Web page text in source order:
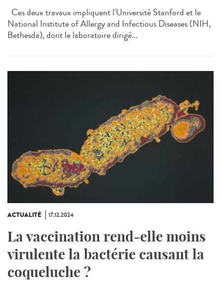
Ces deux travaux impliquent l'Université Stanford et le
National Institute of Allergy and Infectious Diseases (NIH,
Bethesda), dont le laboratoire dirigé...
ACTUALITÉ 17.12.2024
La vaccination rend-elle moins
virulente la bactérie causant la
coqueluche ?